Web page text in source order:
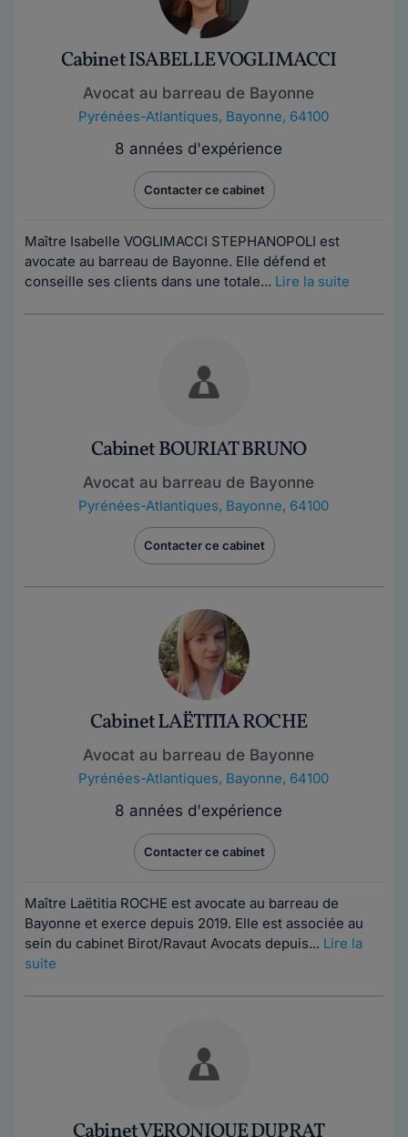
Cabinet ISABELLE VOGLIMACCI
Avocat au barreau de Bayonne
Pyrénées-Atlantiques, Bayonne, 64100
8 années d'expérience
Contacter ce cabinet
Maître Isabelle VOGLIMACCI STEPHANOPOLI est
avocate au barreau de Bayonne. Elle défend et
conseille ses clients dans une totale... Lire la suite
Cabinet BOURIAT BRUNO
Avocat au barreau de Bayonne
Pyrénées-Atlantiques, Bayonne, 64100
Contacter ce cabinet
Cabinet LAËTITIA ROCHE
Avocat au barreau de Bayonne
Pyrénées-Atlantiques, Bayonne, 64100
8 années d'expérience
Contacter ce cabinet
Maître Laëtitia ROCHE est avocate au barreau de
Bayonne et exerce depuis 2019. Elle est associée au
sein du cabinet Birot/Ravaut Avocats depuis... Lire la
suite